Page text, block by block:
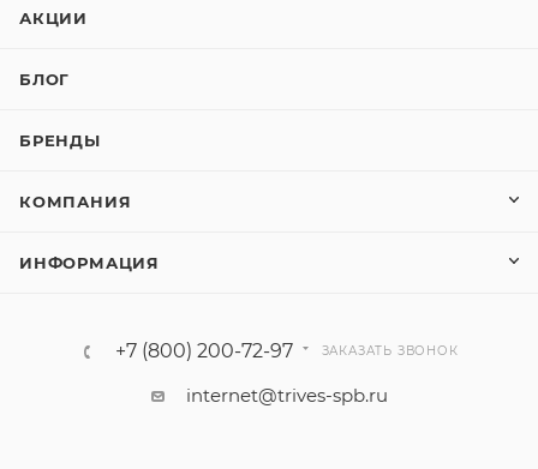
АКЦИИ
БЛОГ
БРЕНДЫ
КОМПАНИЯ
ИНФОРМАЦИЯ
+7 (800) 200-72-97 ЗАКАЗАТЬ ЗВОНОК
internet@trives-spb.ru